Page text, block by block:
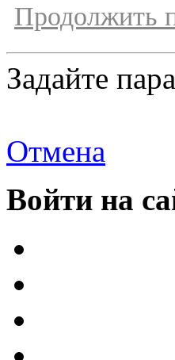
Продолжить
Задайте
Отмена
Войти на